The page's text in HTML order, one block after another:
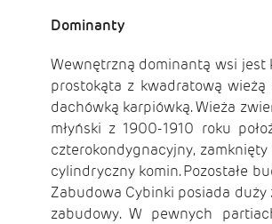
Dominanty
Wewnętrzną dominantą wsi jest
prostokąta z kwadratową
dachówką karpiówką. Wieża
młyński z 1900-1910 roku
czterokondygnacyjny,
cylindryczny komin. Pozostałe
Zabudowa Cybinki posiada
zabudowy. W pewnych